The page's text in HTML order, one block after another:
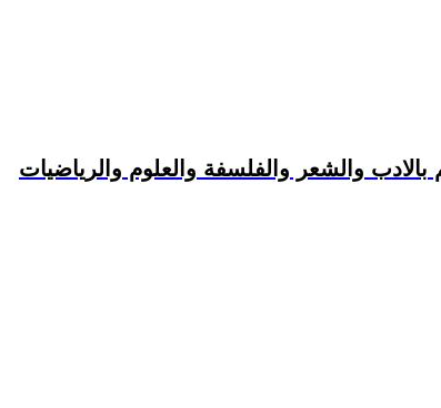
والشعر والفلسفة والعلوم والرياضيات